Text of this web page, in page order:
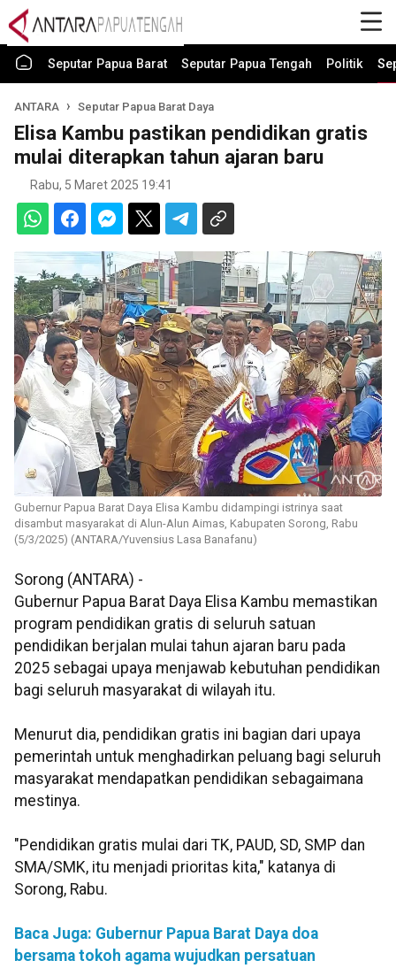
Seputar Papua Barat Seputar Papua Tengah Politik
ANTARA Seputar Papua Barat Daya
Elisa Kambu pastikan pendidikan gratis
mulai diterapkan tahun ajaran baru
Rabu, 5 Maret 2025 19:41
Gubernur Papua Barat Daya Elisa Kambu didampingi istrinya saat
disambut masyarakat di Alun-Alun Aimas, Kabupaten Sorong, Rabu
(5/3/2025) (ANTARA/Yuvensius Lasa Banafanu)
Sorong (ANTARA) -
Gubernur Papua Barat Daya Elisa Kambu memastikan
program pendidikan gratis di seluruh satuan
pendidikan berjalan mulai tahun ajaran baru pada
2025 sebagai upaya menjawab kebutuhan pendidikan
bagi seluruh masyarakat di wilayah itu.
Menurut dia, pendidikan gratis ini bagian dari upaya
pemerintah untuk menghadirkan peluang bagi seluruh
masyarakat mendapatkan pendidikan sebagaimana
mestinya.
"Pendidikan gratis mulai dari TK, PAUD, SD, SMP dan
SMA/SMK, itu menjadi prioritas kita," katanya di
Sorong, Rabu.
Baca Juga: Gubernur Papua Barat Daya doa
bersama tokoh agama wujudkan persatuan